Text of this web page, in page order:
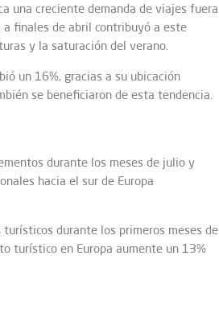
una creciente demanda de viajes fuera
finales de abril contribuyó a este
y la saturación del verano.
un 16%, gracias a su ubicación
se beneficiaron de esta tendencia.
durante los meses de julio y
hacia el sur de Europa
durante los primeros meses de
turístico en Europa aumente un 13%